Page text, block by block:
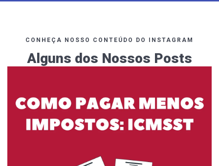
CONHEÇA NOSSO CONTEÚDO DO INSTAGRAM
Alguns dos Nossos Posts